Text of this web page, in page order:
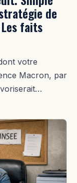
de
faits
votre
Macron, par